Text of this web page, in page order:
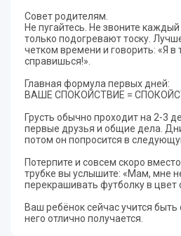
Совет родителям.
Не пугайтесь. Не звоните
только подогревают тоску.
четком времени и говорить: «Я в
справишься!».
Главная формула первых дней:
ВАШЕ СПОКОЙСТВИЕ =
Грусть обычно проходит на 2-3
первые друзья и общие дела.
потом он попросится в
Потерпите и совсем скоро
трубке вы услышите: «Мам, мне
перекрашивать футболку в цвет
Ваш ребёнок сейчас учится
него отлично получается.